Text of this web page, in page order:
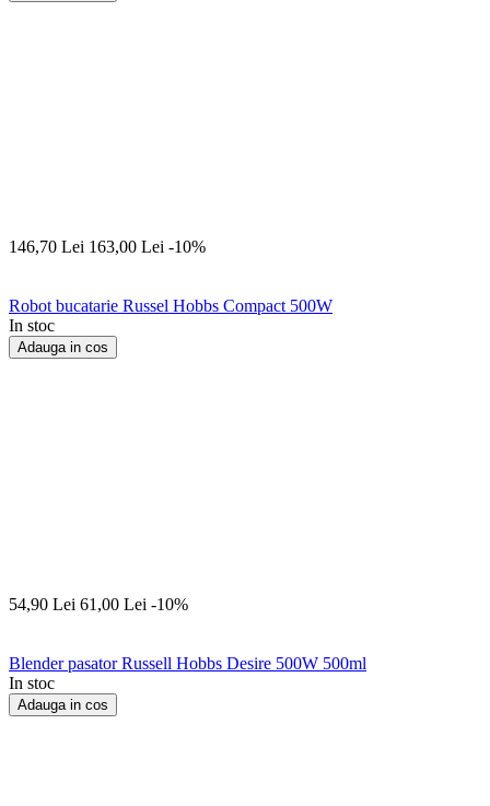
146,70 Lei 163,00 Lei -10%
Robot bucatarie Russel Hobbs Compact 500W
In stoc
Adauga in cos
54,90 Lei 61,00 Lei -10%
Blender pasator Russell Hobbs Desire 500W 500ml
In stoc
Adauga in cos